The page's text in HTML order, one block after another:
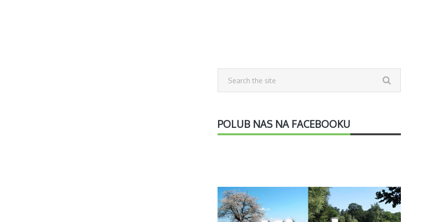
POLUB NAS NA FACEBOOKU